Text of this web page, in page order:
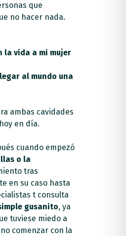
que
no hacer nada.
la vida a mi mujer
al mundo una
ambas cavidades
en día.
cuando empezó
o la
tras
en su caso hasta
t consulta
gusanito, ya
tuviese miedo a
comenzar con la